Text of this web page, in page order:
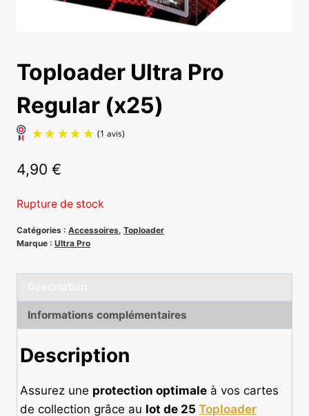
Toploader Ultra Pro
Regular (x25)
(1 avis)
4,90 €
Rupture de stock
Catégories : Accessoires, Toploader
Marque : Ultra Pro
Informations complémentaires
Description
Assurez une protection optimale à vos cartes
de collection grâce au lot de 25 Toploader